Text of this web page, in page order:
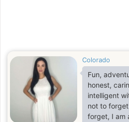
Colorado
Fun,
honest,
intelligent
not to
forget, I am